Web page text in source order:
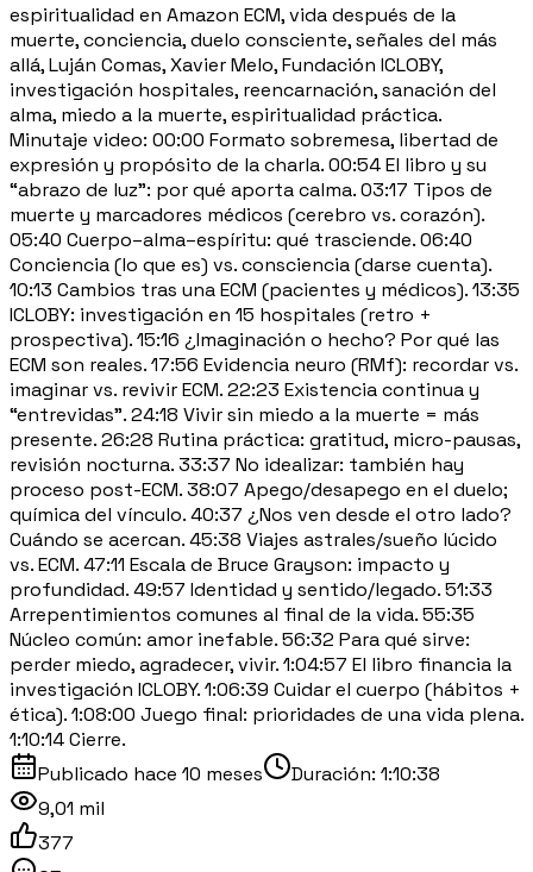
espiritualidad en Amazon ECM, vida después de la
muerte, conciencia, duelo consciente, señales del más
allá, Luján Comas, Xavier Melo, Fundación ICLOBY,
investigación hospitales, reencarnación, sanación del
alma, miedo a la muerte, espiritualidad práctica.
Minutaje video: 00:00 Formato sobremesa, libertad de
expresión y propósito de la charla. 00:54 El libro y su
“abrazo de luz”: por qué aporta calma. 03:17 Tipos de
muerte y marcadores médicos (cerebro vs. corazón).
05:40 Cuerpo–alma–espíritu: qué trasciende. 06:40
Conciencia (lo que es) vs. consciencia (darse cuenta).
10:13 Cambios tras una ECM (pacientes y médicos). 13:35
ICLOBY: investigación en 15 hospitales (retro +
prospectiva). 15:16 ¿Imaginación o hecho? Por qué las
ECM son reales. 17:56 Evidencia neuro (RMf): recordar vs.
imaginar vs. revivir ECM. 22:23 Existencia continua y
“entrevidas”. 24:18 Vivir sin miedo a la muerte = más
presente. 26:28 Rutina práctica: gratitud, micro-pausas,
revisión nocturna. 33:37 No idealizar: también hay
proceso post-ECM. 38:07 Apego/desapego en el duelo;
química del vínculo. 40:37 ¿Nos ven desde el otro lado?
Cuándo se acercan. 45:38 Viajes astrales/sueño lúcido
vs. ECM. 47:11 Escala de Bruce Grayson: impacto y
profundidad. 49:57 Identidad y sentido/legado. 51:33
Arrepentimientos comunes al final de la vida. 55:35
Núcleo común: amor inefable. 56:32 Para qué sirve:
perder miedo, agradecer, vivir. 1:04:57 El libro financia la
investigación ICLOBY. 1:06:39 Cuidar el cuerpo (hábitos +
ética). 1:08:00 Juego final: prioridades de una vida plena.
1:10:14 Cierre.
Publicado hace 10 meses Duración: 1:10:38
9,01 mil
377